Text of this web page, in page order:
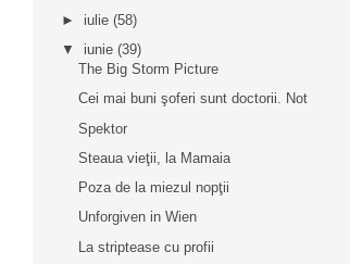
► iulie (58)
▼ iunie (39)
The Big Storm Picture
Cei mai buni şoferi sunt doctorii. Not
Spektor
Steaua vieţii, la Mamaia
Poza de la miezul nopţii
Unforgiven in Wien
La striptease cu profii